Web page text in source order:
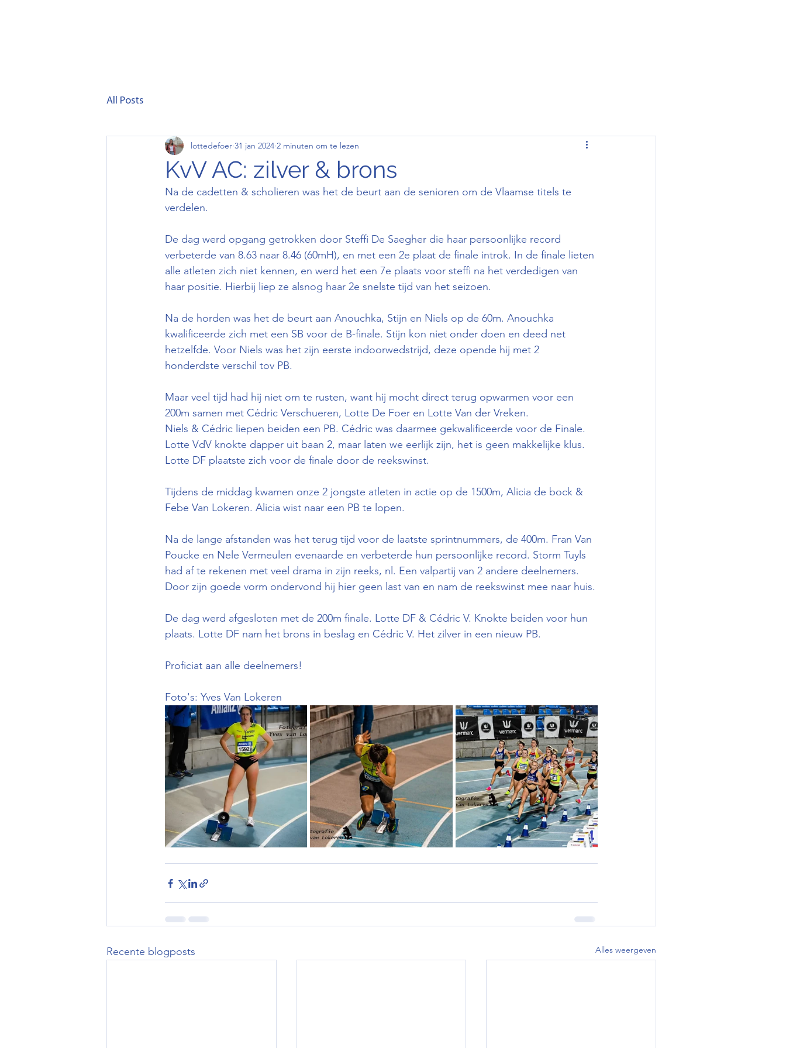
All Posts
KvV AC: zilver & brons
lottedefoer 31 jan 2024 2 minuten om te lezen
Na de cadetten & scholieren was het de beurt aan de senioren om de Vlaamse titels te
verdelen.
De dag werd opgang getrokken door Steffi De Saegher die haar persoonlijke record
verbeterde van 8.63 naar 8.46 (60mH), en met een 2e plaat de finale introk. In de finale lieten
alle atleten zich niet kennen, en werd het een 7e plaats voor steffi na het verdedigen van
haar positie. Hierbij liep ze alsnog haar 2e snelste tijd van het seizoen.
Na de horden was het de beurt aan Anouchka, Stijn en Niels op de 60m. Anouchka
kwalificeerde zich met een SB voor de B-finale. Stijn kon niet onder doen en deed net
hetzelfde. Voor Niels was het zijn eerste indoorwedstrijd, deze opende hij met 2
honderdste verschil tov PB.
Maar veel tijd had hij niet om te rusten, want hij mocht direct terug opwarmen voor een
200m samen met Cédric Verschueren, Lotte De Foer en Lotte Van der Vreken.
Niels & Cédric liepen beiden een PB. Cédric was daarmee gekwalificeerde voor de Finale.
Lotte VdV knokte dapper uit baan 2, maar laten we eerlijk zijn, het is geen makkelijke klus.
Lotte DF plaatste zich voor de finale door de reekswinst.
Tijdens de middag kwamen onze 2 jongste atleten in actie op de 1500m, Alicia de bock &
Febe Van Lokeren. Alicia wist naar een PB te lopen.
Na de lange afstanden was het terug tijd voor de laatste sprintnummers, de 400m. Fran Van
Poucke en Nele Vermeulen evenaarde en verbeterde hun persoonlijke record. Storm Tuyls
had af te rekenen met veel drama in zijn reeks, nl. Een valpartij van 2 andere deelnemers.
Door zijn goede vorm ondervond hij hier geen last van en nam de reekswinst mee naar huis.
De dag werd afgesloten met de 200m finale. Lotte DF & Cédric V. Knokte beiden voor hun
plaats. Lotte DF nam het brons in beslag en Cédric V. Het zilver in een nieuw PB.
Proficiat aan alle deelnemers!
Foto's: Yves Van Lokeren
Recente blogposts Alles weergeven